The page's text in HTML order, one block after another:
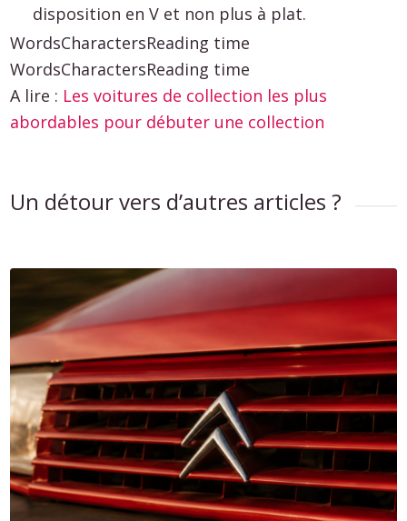
disposition en V et non plus à plat.
WordsCharactersReading time
WordsCharactersReading time
A lire : Les voitures de collection les plus
abordables pour débuter une collection
Un détour vers d’autres articles ?